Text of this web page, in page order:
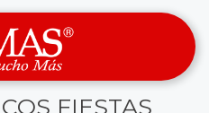
FIESTAS